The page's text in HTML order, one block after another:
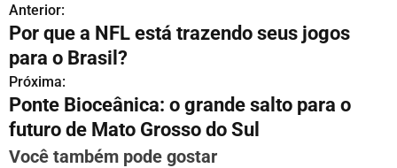
N
a
v
e
g
Anterior:
Por que a NFL está trazendo seus jogos
para o Brasil?
Próxima:
Ponte Bioceânica: o grande salto para o
futuro de Mato Grosso do Sul
Você também pode gostar